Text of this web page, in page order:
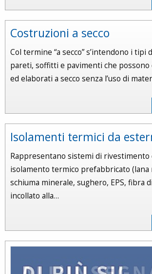
Costruzioni a secco
Col termine “a secco” s’intendono i tipi
pareti, soffitti e pavimenti che
ed elaborati a secco senza l’uso di
Isolamenti termici da
Rappresentano sistemi di rivestimento
isolamento termico prefabbricato (lana
schiuma minerale, sughero, EPS, fibra
incollato alla…